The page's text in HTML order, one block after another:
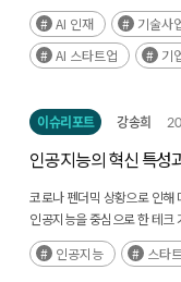
가치를 실현할 수 없으며, 실
한편, AI와 같은 하이테크 분
핵심 요인이 된다. 실제로 대다
'기업가형 AI 인재' 육성의 필
연구자 양성 및 고급 연구인
방점을 두고 추진돼 왔다. 여
‘기업가’로서의 경력 경로를
하는 기업가정신 관련 해외
과학기술 인재가 혁신적 기술
‘기업가’의 경력경로를 선택
AI 인재 기술사
AI 스타트업
기
이슈리포트 강송희
인공지능의 혁신 특성
코로나 펜더믹 상황으로 인해
인공지능을 중심으로 한 테크
도래한다는 비관적 견해도 일
인공지능의 사업적 가치가 이
인공지능 스타